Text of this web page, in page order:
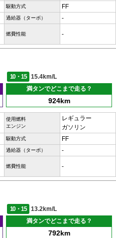
駆動方式 FF
過給器（ターボ） -
燃費性能 -
10・15
15.4km/L
満タンでどこまで走る？
924km
使用燃料
エンジン
レギュラー
ガソリン
駆動方式 FF
過給器（ターボ） -
燃費性能 -
10・15
13.2km/L
満タンでどこまで走る？
792km